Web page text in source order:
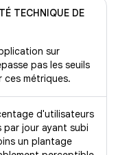
TECHNIQUE DE
sur
pas les seuils
métriques.
d'utilisateurs
jour ayant subi
un plantage